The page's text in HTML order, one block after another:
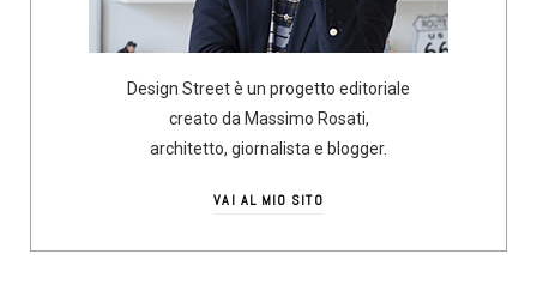
Design Street è un progetto editoriale
creato da Massimo Rosati,
architetto, giornalista e blogger.
VAI AL MIO SITO